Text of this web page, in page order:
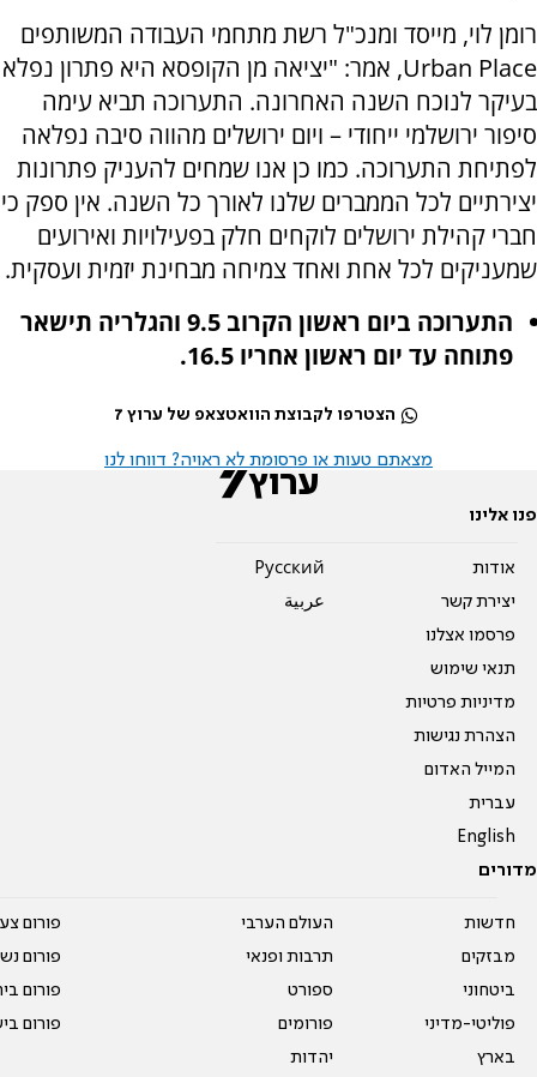
רומן לוי, מייסד ומנכ"ל רשת מתחמי העבודה המשותפים
Urban Place, אמר:
"יציאה מן הקופסא היא פתרון נפלא
בעיקר לנוכח השנה האחרונה. התערוכה תביא עימה
סיפור ירושלמי ייחודי – ויום ירושלים מהווה סיבה נפלאה
לפתיחת התערוכה. כמו כן אנו שמחים להעניק פתרונות
יצירתיים לכל הממברים שלנו לאורך כל השנה. אין ספק כי
חברי קהילת ירושלים לוקחים חלק בפעילויות ואירועים
שמעניקים לכל אחת ואחד צמיחה מבחינת יזמית ועסקית.
התערוכה ביום ראשון הקרוב 9.5 והגלריה תישאר
פתוחה עד יום ראשון אחריו 16.5.
הצטרפו לקבוצת הוואטצאפ של ערוץ 7
מצאתם טעות או פרסומת לא ראויה? דווחו לנו
פנו אלינו
אודות
יצירת קשר
פרסמו אצלנו
תנאי שימוש
מדיניות פרטיות
הצהרת נגישות
המייל האדום
עברית
English
Pусский
عربية
מדורים
חדשות
מבזקים
ביטחוני
פוליטי-מדיני
בארץ
העולם הערבי
תרבות ופנאי
ספורט
פורומים
יהדות
פורום
פורום
פורום
פורום